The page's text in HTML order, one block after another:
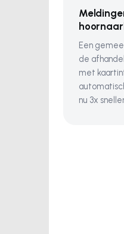
Een
de
met
nu 3x